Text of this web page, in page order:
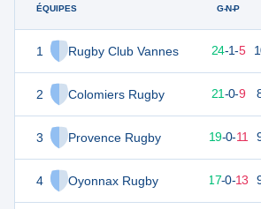
ÉQUIPES
1 Rugby Club Vannes
2 Colomiers Rugby
3 Provence Rugby
4 Oyonnax Rugby
G-N-P
116 24-1-5
95 21-0-9
92 19-0-11
86 17-0-13